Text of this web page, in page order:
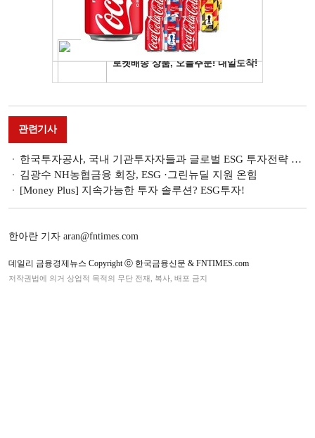
관련기사
한국투자공사, 국내 기관투자자들과 글로벌 ESG 투자전략 논의
김광수 NH농협금융 회장, ESG ·그린뉴딜 지원 온힘
[Money Plus] 지속가능한 투자 솔루션? ESG투자!
한아란 기자 aran@fntimes.com
데일리 금융경제뉴스 Copyright ⓒ 한국금융신문 & FNTIMES.com
저작권법에 의거 상업적 목적의 무단 전재, 복사, 배포 금지